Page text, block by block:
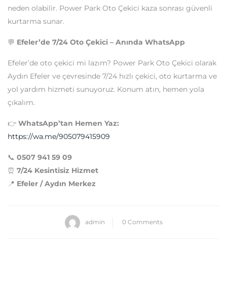
neden olabilir. Power Park Oto Çekici kaza sonrası güvenli
kurtarma sunar.
💬 Efeler’de 7/24 Oto Çekici – Anında WhatsApp
Efeler’de oto çekici mi lazım? Power Park Oto Çekici olarak
Aydın Efeler ve çevresinde 7/24 hızlı çekici, oto kurtarma ve
yol yardım hizmeti sunuyoruz. Konum atın, hemen yola
çıkalım.
👉 WhatsApp’tan Hemen Yaz:
https://wa.me/905079415909
📞 0507 941 59 09
⏰ 7/24 Kesintisiz Hizmet
📍 Efeler / Aydın Merkez
admin 0 Comments